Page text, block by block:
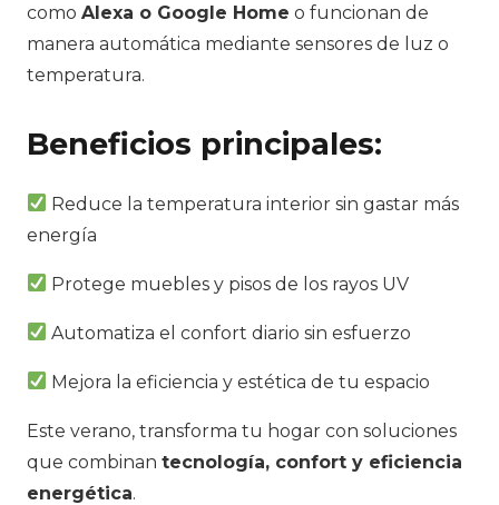
como Alexa o Google Home o funcionan de
manera automática mediante sensores de luz o
temperatura.
Beneficios principales:
Reduce la temperatura interior sin gastar más
energía
Protege muebles y pisos de los rayos UV
Automatiza el confort diario sin esfuerzo
Mejora la eficiencia y estética de tu espacio
Este verano, transforma tu hogar con soluciones
que combinan tecnología, confort y eficiencia
energética.